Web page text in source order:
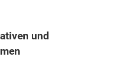
und